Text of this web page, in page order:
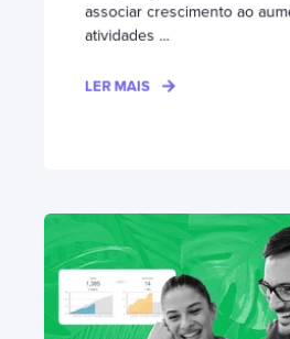
associar crescimento ao
atividades ...
LER MAIS